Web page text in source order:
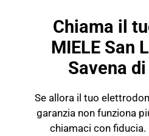
Chiama il
MIELE San
Savena
Se allora il tuo
garanzia non funziona
chiamaci con